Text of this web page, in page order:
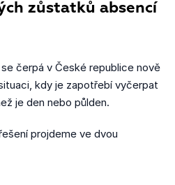
zůstatků absencí
čerpá v České republice nově
kdy je zapotřebí vyčerpat
je den nebo půlden.
projdeme ve dvou